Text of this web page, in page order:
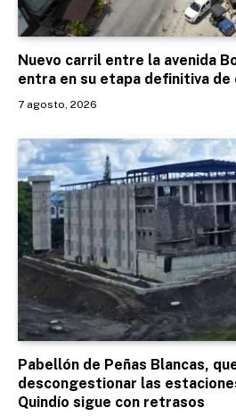
Nuevo carril entre la avenida
entra en su etapa definitiva
7 agosto, 2026
Pabellón de Peñas Blancas,
descongestionar las
Quindío sigue con retrasos